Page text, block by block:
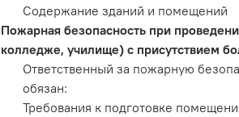
Содержание зданий и помещений
Пожарная безопасность при
колледже, училище) с присутствием
Ответственный за пожарную
обязан:
Требования к подготовке